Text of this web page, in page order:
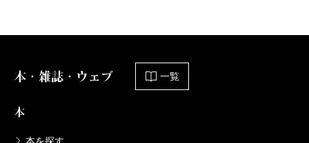
本・雑誌・ウェブ 一覧
本